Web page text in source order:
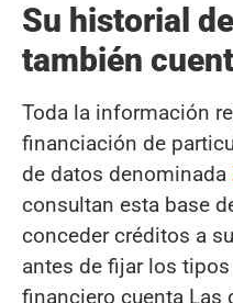
Su historial
también
Toda la información
financiación de
de datos denominada
consultan esta base
conceder créditos a
antes de fijar los
financiero cuenta Las